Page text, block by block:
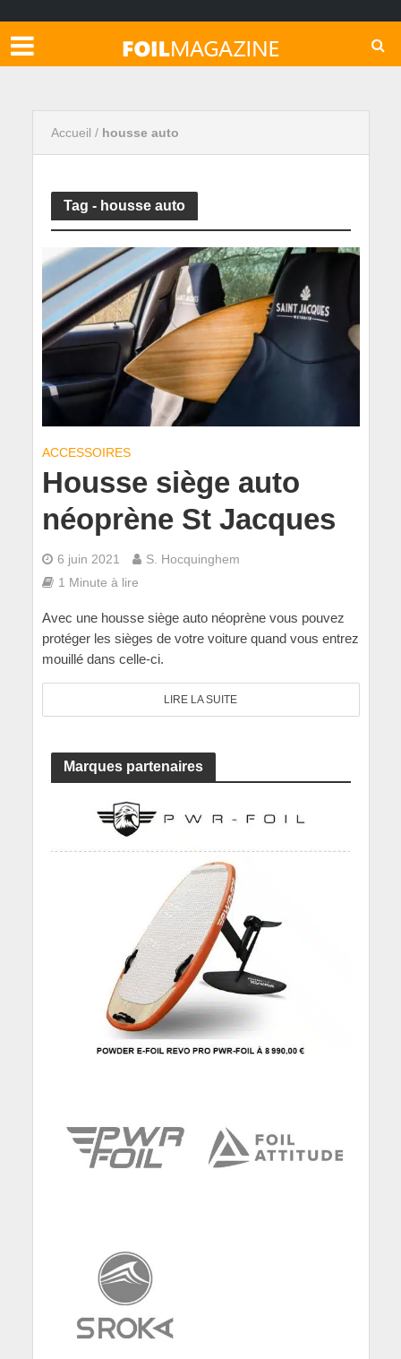
Accueil / housse auto
Tag - housse auto
ACCESSOIRES
Housse siège auto
néoprène St Jacques
6 juin 2021
S. Hocquinghem
1 Minute à lire
Avec une housse siège auto néoprène vous pouvez
protéger les sièges de votre voiture quand vous entrez
mouillé dans celle-ci.
LIRE LA SUITE
Marques partenaires